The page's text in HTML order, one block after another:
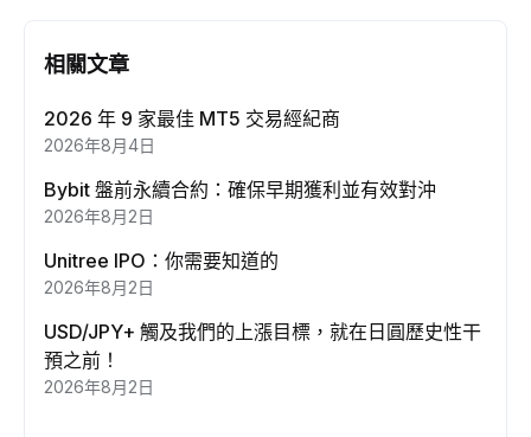
相關文章
2026 年 9 家最佳 MT5 交易經紀商
2026年8月4日
Bybit 盤前永續合約：確保早期獲利並有效對沖
2026年8月2日
Unitree IPO：你需要知道的
2026年8月2日
USD/JPY+ 觸及我們的上漲目標，就在日圓歷史性干
預之前！
2026年8月2日